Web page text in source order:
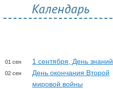
Календарь
01 сен 1 сентября, День знаний
02 сен
День окончания Второй
мировой войны